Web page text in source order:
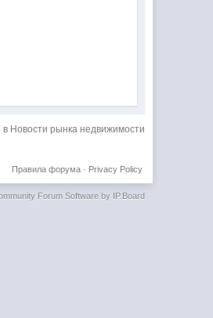
Новости рынка недвижимости
Privacy Policy
Правила форума·
Forum Software by IP.Board